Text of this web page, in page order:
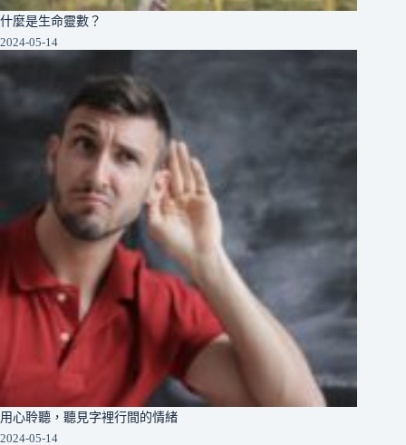
什麼是生命靈數？
2024-05-14
用心聆聽，聽見字裡行間的情緒
2024-05-14